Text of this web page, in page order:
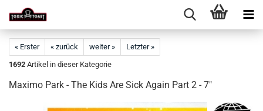
« Erster « zurück weiter »
Letzter »
1692 Artikel in dieser Kategorie
Maximo Park - The Kids Are Sick Again Part 2 - 7"